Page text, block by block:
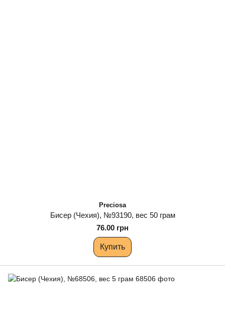
Preciosa
Бисер (Чехия), №93190, вес 50 грам
76.00 грн
Купить